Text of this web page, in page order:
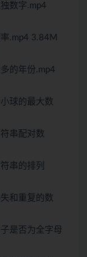
数字.mp4
.mp4 3.84M
的年份.mp4
球的最大数
串配对数
串的排列
和重复的数
是否为全字母